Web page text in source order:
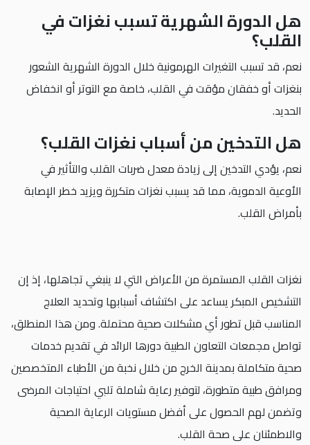
هل الدورة الشهرية تسبب نغزات في
القلب؟
نعم، قد تسبب التغيرات الهرمونية خلال الدورة الشهرية الشعور
بنغزات أو خفقان مؤقت في القلب، خاصة مع التوتر أو انخفاض
الحديد.
هل التدخين من أسباب نغزات القلب؟
نعم، يؤدي التدخين إلى زيادة معدل ضربات القلب والتأثير في
الأوعية الدموية، مما قد يسبب نغزات متكررة ويزيد خطر الإصابة
بأمراض القلب.
نغزات القلب المستمرة من الأعراض التي لا ينبغي تجاهلها، إذ إن
التشخيص المبكر يساعد على اكتشاف أسبابها وتحديد العلاج
المناسب قبل تطور أي مشكلات صحية محتملة. ومن هذا المنطلق،
تواصل مجمعات التعاون الطبية دورها الرائد في تقديم خدمات
صحية متكاملة بمدينة الخرج من خلال نخبة من الأطباء المتخصصين
ومرافق طبية متطورة، لتوفير رعاية شاملة تلبي احتياجات المرضى
وتضمن لهم الحصول على أفضل مستويات الرعاية الصحية
والاطمئنان على صحة القلب.